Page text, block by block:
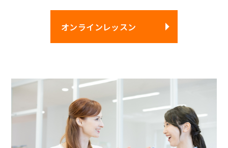
オンラインレッスン